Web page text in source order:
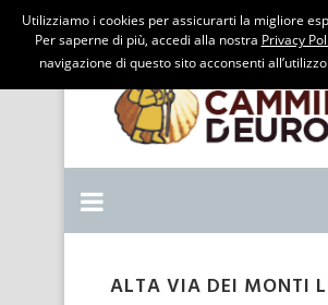
ALTA VIA DEI MONTI
Utilizziamo i cookies per assicurarti la migliore
Per saperne di più, accedi alla nostra Privacy
navigazione di questo sito acconsenti